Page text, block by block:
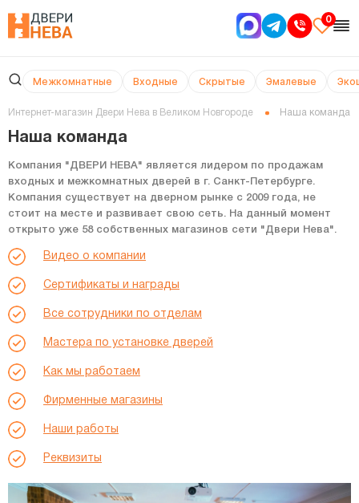
0
Межкомнатные Входные Скрытые Эмалевые
Интернет-магазин Двери Нева в Великом Новгороде Наша команда
Наша команда
Компания "ДВЕРИ НЕВА" является лидером по продажам
входных и межкомнатных дверей в г. Санкт-Петербурге.
Компания существует на дверном рынке с 2009 года, не
стоит на месте и развивает свою сеть. На данный момент
открыто уже 58 собственных магазинов сети "Двери Нева".
Видео о компании
Сертификаты и награды
Все сотрудники по отделам
Мастера по установке дверей
Как мы работаем
Фирменные магазины
Наши работы
Реквизиты